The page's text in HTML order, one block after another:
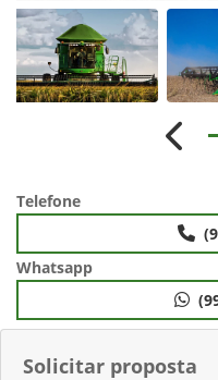
Solicitar proposta
Telefone
Whatsapp